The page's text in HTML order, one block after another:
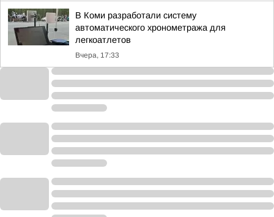
В Коми разработали систему
автоматического хронометража для
легкоатлетов
Вчера, 17:33